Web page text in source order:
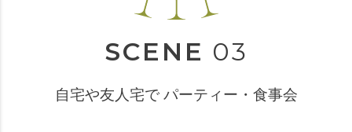
SCENE 03
自宅や友人宅で パーティー・食事会